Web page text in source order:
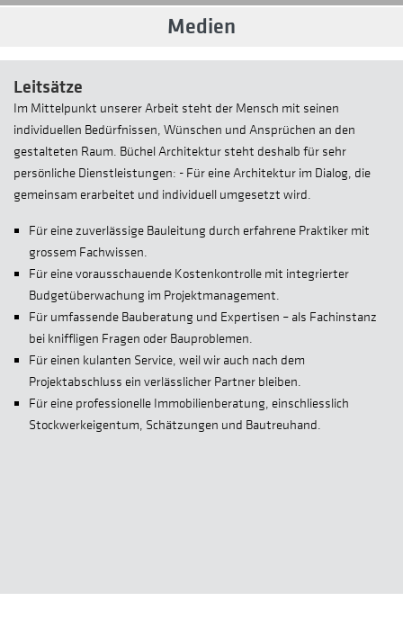
Medien
Leitsätze
Im Mittelpunkt unserer Arbeit steht der Mensch mit seinen
individuellen Bedürfnissen, Wünschen und Ansprüchen an den
gestalteten Raum. Büchel Architektur steht deshalb für sehr
persönliche Dienstleistungen: - Für eine Architektur im Dialog, die
gemeinsam erarbeitet und individuell umgesetzt wird.
Für eine zuverlässige Bauleitung durch erfahrene Praktiker mit
grossem Fachwissen.
Für eine vorausschauende Kostenkontrolle mit integrierter
Budgetüberwachung im Projektmanagement.
Für umfassende Bauberatung und Expertisen – als Fachinstanz
bei kniffligen Fragen oder Bauproblemen.
Für einen kulanten Service, weil wir auch nach dem
Projektabschluss ein verlässlicher Partner bleiben.
Für eine professionelle Immobilienberatung, einschliesslich
Stockwerkeigentum, Schätzungen und Bautreuhand.